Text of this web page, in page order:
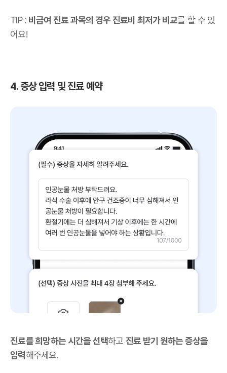
TIP : 비급여 진료 과목의 경우 진료비 최저가 비교를 할 수 있
어요!
4. 증상 입력 및 진료 예약
진료를 희망하는 시간을 선택하고 진료 받기 원하는 증상을
입력해주세요.